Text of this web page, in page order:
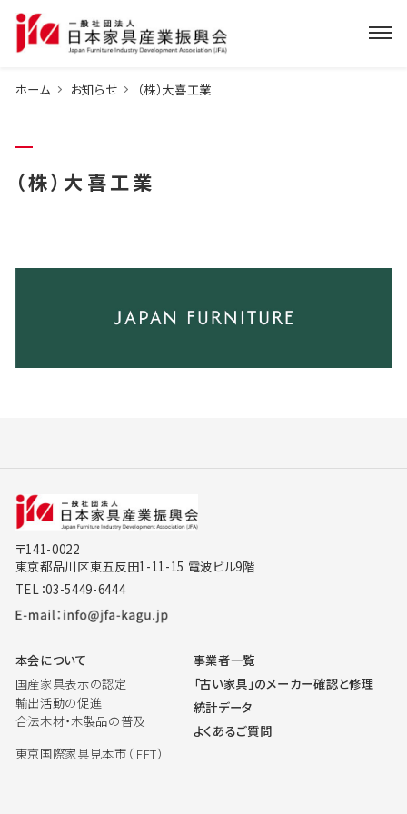
ホーム お知らせ （株）大喜工業
（株）大喜工業
〒141-0022
東京都品川区東五反田1-11-15 電波ビル9階
TEL：03-5449-6444
本会について
国産家具表示の認定
輸出活動の促進
合法木材・木製品の普及
東京国際家具見本市（IFFT）
事業者一覧
「古い家具」のメーカー確認と修理
統計データ
よくあるご質問